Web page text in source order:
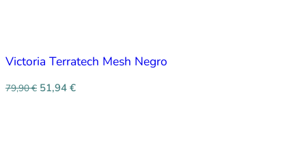
Victoria Terratech Mesh Negro
79,90€ 51,94 €